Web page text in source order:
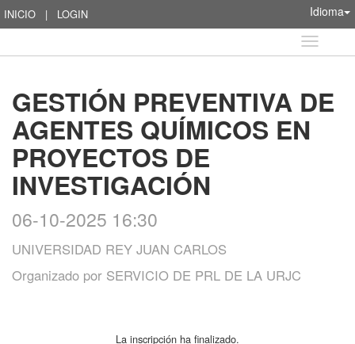
INICIO | LOGIN Idioma
Idioma
GESTIÓN PREVENTIVA DE
AGENTES QUÍMICOS EN
PROYECTOS DE
INVESTIGACIÓN
06-10-2025 16:30
UNIVERSIDAD REY JUAN CARLOS
Organizado por SERVICIO DE PRL DE LA URJC
La inscripción ha finalizado.